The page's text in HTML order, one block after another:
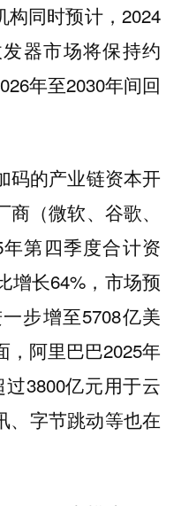
构同时预计，2024
器市场将保持约
年至2030年间回
码的产业链资本开
（微软、谷歌、
第四季度合计资
增长64%，市场预
步增至5708亿美
，阿里巴巴2025年
3800亿元用于云
、字节跳动等也在